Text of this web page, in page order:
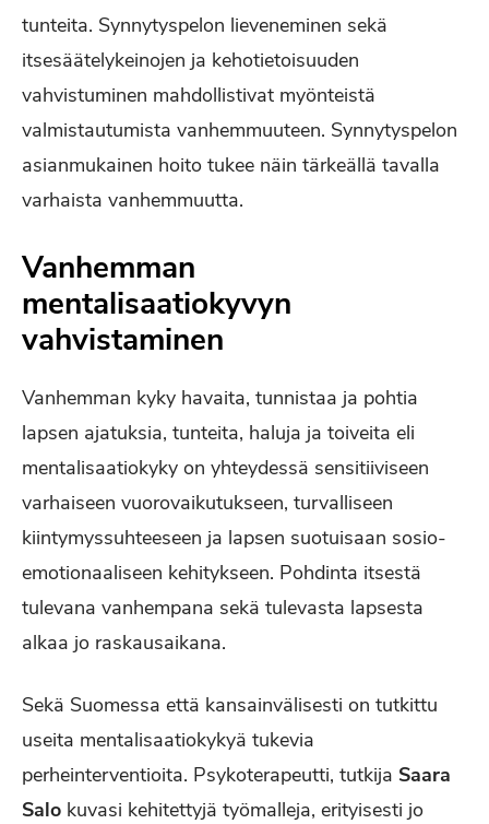
tunteita. Synnytyspelon lieveneminen sekä
itsesäätelykeinojen ja kehotietoisuuden
vahvistuminen mahdollistivat myönteistä
valmistautumista vanhemmuuteen. Synnytyspelon
asianmukainen hoito tukee näin tärkeällä tavalla
varhaista vanhemmuutta.
Vanhemman
mentalisaatiokyvyn
vahvistaminen
Vanhemman kyky havaita, tunnistaa ja pohtia
lapsen ajatuksia, tunteita, haluja ja toiveita eli
mentalisaatiokyky on yhteydessä sensitiiviseen
varhaiseen vuorovaikutukseen, turvalliseen
kiintymyssuhteeseen ja lapsen suotuisaan sosio-
emotionaaliseen kehitykseen. Pohdinta itsestä
tulevana vanhempana sekä tulevasta lapsesta
alkaa jo raskausaikana.
Sekä Suomessa että kansainvälisesti on tutkittu
useita mentalisaatiokykyä tukevia
perheinterventioita. Psykoterapeutti, tutkija Saara
Salo kuvasi kehitettyjä työmalleja, erityisesti jo